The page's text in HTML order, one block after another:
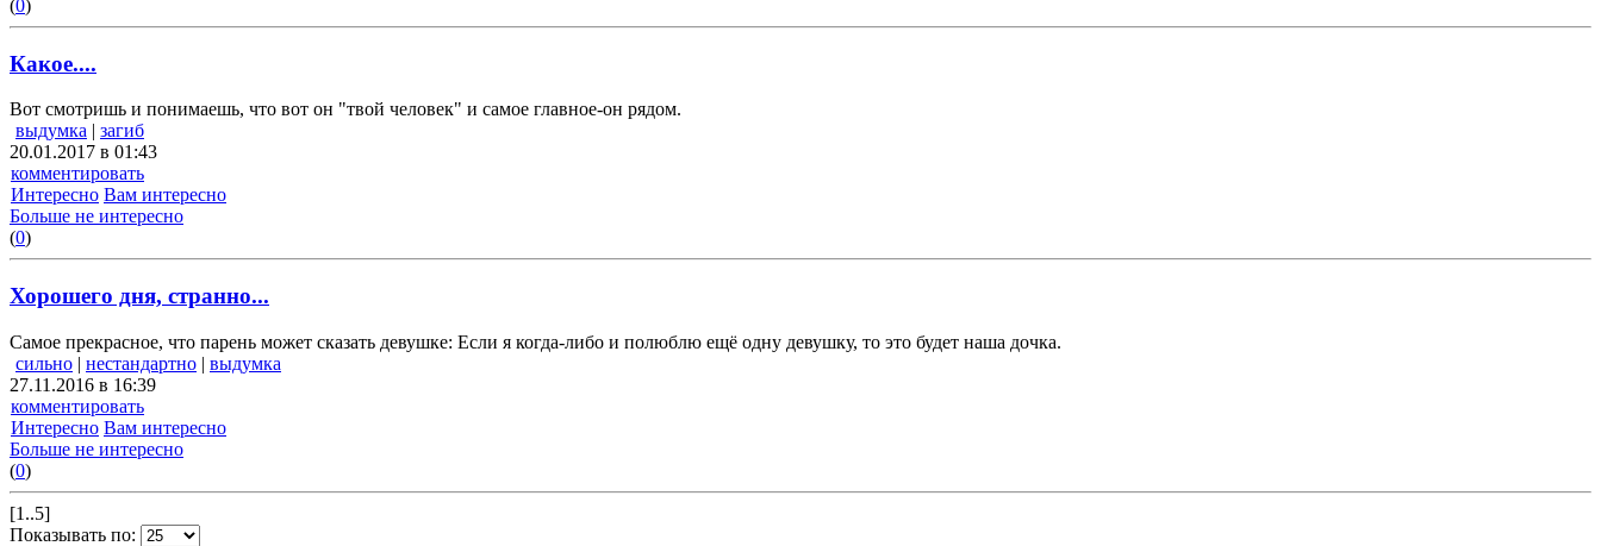
(0)
Какое....
Вот смотришь и понимаешь, что вот он "твой человек" и самое главное-он рядом.
выдумка | загиб
20.01.2017 в 01:43
комментировать
Интересно Вам интересно
Больше не интересно
(0)
Хорошего дня, странно...
Самое прекрасное, что парень может сказать девушке: Если я когда-либо и полюблю ещё одну девушку, то это будет наша дочка.
сильно | нестандартно | выдумка
27.11.2016 в 16:39
комментировать
Интересно Вам интересно
Больше не интересно
(0)
[1..5]
Показывать по: